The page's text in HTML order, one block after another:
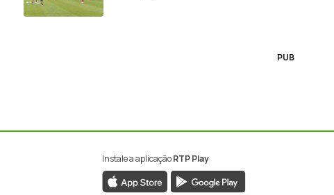
PUB
Instale a aplicaçãoRTP Play